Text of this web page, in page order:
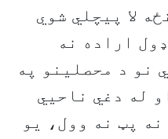
لا پیچلي شوي
اراده نه
نو د محصلینو په
له دغي ناحيي
نه پټ نه وول، یو